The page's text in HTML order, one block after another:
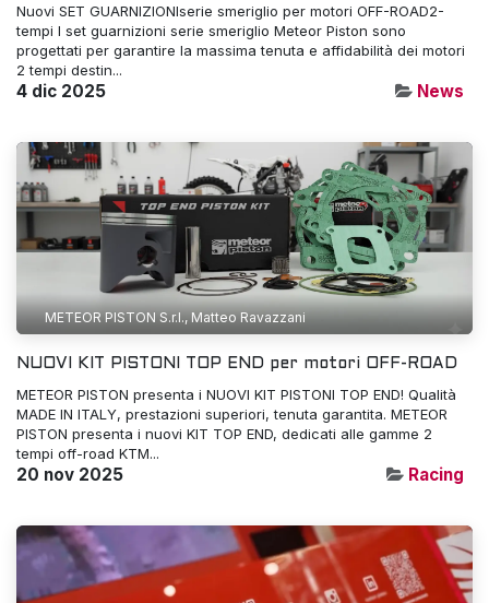
Nuovi SET GUARNIZIONIserie smeriglio per motori OFF-ROAD2-
tempi I set guarnizioni serie smeriglio Meteor Piston sono
progettati per garantire la massima tenuta e affidabilità dei motori
2 tempi destin...
4 dic 2025 News
METEOR PISTON S.r.l., Matteo Ravazzani
NUOVI KIT PISTONI TOP END per motori OFF-ROAD
METEOR PISTON presenta i NUOVI KIT PISTONI TOP END! Qualità
MADE IN ITALY, prestazioni superiori, tenuta garantita. METEOR
PISTON presenta i nuovi KIT TOP END, dedicati alle gamme 2
tempi off-road KTM...
20 nov 2025 Racing